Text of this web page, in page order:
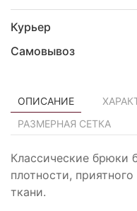
Курьер
Самовывоз
ОПИСАНИЕ
РАЗМЕРНАЯ СЕТКА
Классические брюки
плотности,
ткани.